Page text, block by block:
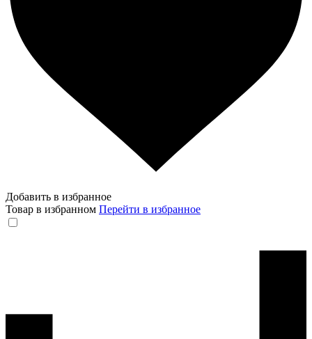
Добавить в избранное
Товар в избранном Перейти в избранное